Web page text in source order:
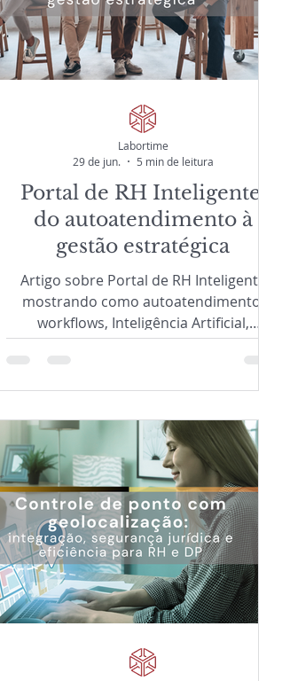
Portal de RH Inteligente:
do autoatendimento à
gestão estratégica
Artigo sobre Portal de RH Inteligente
mostrando como autoatendimento,
workflows, Inteligência Artificial,
analytics e gestão digital transformam a
RH mais estratégico. O conteúdo aborda
férias, feedback contínuo, estrutura
organizacional, tomada de decisão
baseada em dados e o papel da
tecnologia na modernização da gestão
de pessoas.
Labortime
29 de jun.
5 min de leitura